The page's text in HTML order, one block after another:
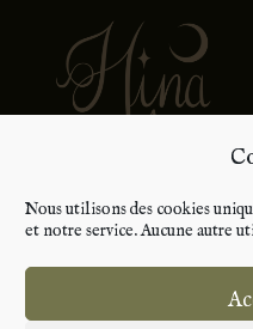
Nous utilisons des cookies
et notre service. Aucune autre